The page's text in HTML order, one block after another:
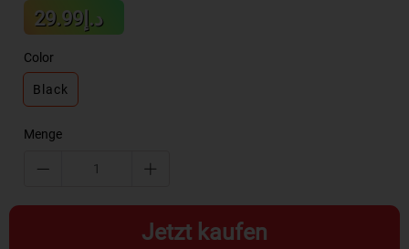
Sale
price
د.إ29.99
price
Color
Black
Menge
Jetzt kaufen